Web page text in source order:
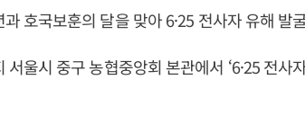
호국보훈의 달을 맞아 6·25 전사자 유해 발
울시 중구 농협중앙회 본관에서 ‘6·25 전사